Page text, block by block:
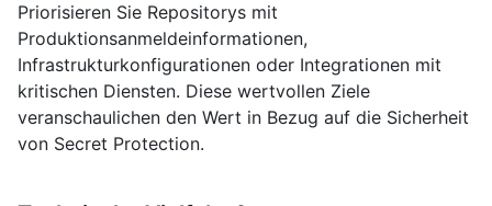
Priorisieren Sie Repositorys mit
Produktionsanmeldeinformationen,
Infrastrukturkonfigurationen oder Integrationen mit
kritischen Diensten. Diese wertvollen Ziele
veranschaulichen den Wert in Bezug auf die Sicherheit
von Secret Protection.